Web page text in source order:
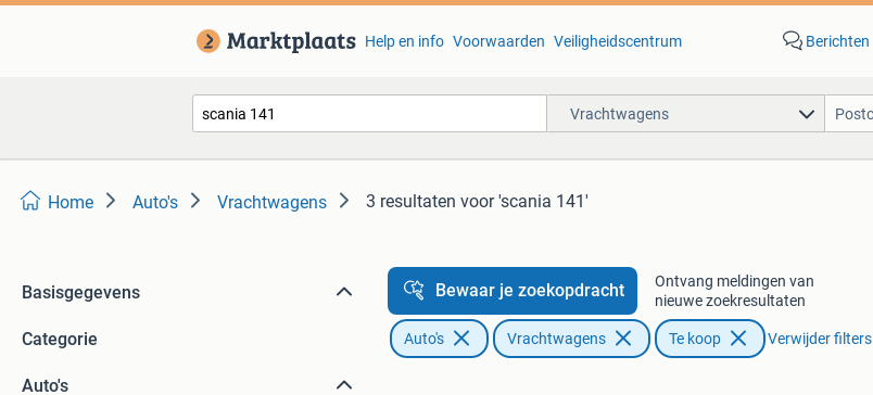
Help en info Voorwaarden Veiligheidscentrum Berichten
Vrachtwagens
Home Auto's Vrachtwagens 3 resultaten voor 'scania 141'
Basisgegevens
Categorie
Auto's
Bewaar je zoekopdracht
Ontvang meldingen van
nieuwe zoekresultaten
Auto's Vrachtwagens Te koop Verwijder filters